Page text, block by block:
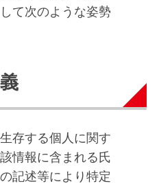
て次のような姿勢
存する個人に関す
情報に含まれる氏
記述等により特定